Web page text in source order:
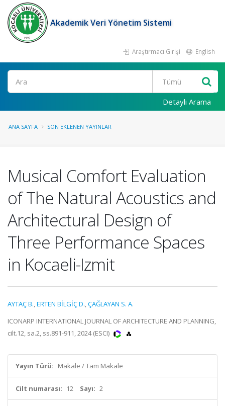
Akademik Veri Yönetim Sistemi
Araştırmacı Girişi English
Ara
Detaylı Arama
ANA SAYFA SON EKLENEN YAYINLAR
Musical Comfort Evaluation
of The Natural Acoustics and
Architectural Design of
Three Performance Spaces
in Kocaeli-Izmit
AYTAÇ B.,ERTEN BİLGİÇ D.,ÇAĞLAYAN S. A.
ICONARP INTERNATIONAL JOURNAL OF ARCHITECTURE AND PLANNING,
cilt.12, sa.2, ss.891-911, 2024 (ESCI)
Yayın Türü: Makale / Tam Makale
Cilt numarası: 12 Sayı: 2